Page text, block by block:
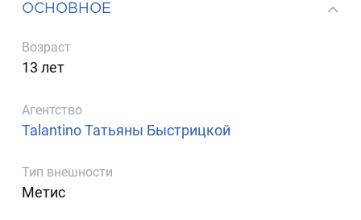
ОСНОВНОЕ
Возраст
13 лет
Агентство
Talantino Татьяны Быстрицкой
Тип внешности
Метис